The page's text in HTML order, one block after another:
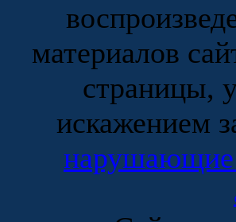
материалов
страницы,
искажением
нарушающие